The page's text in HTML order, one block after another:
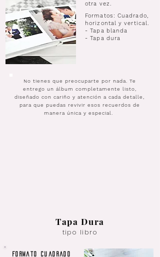
otra vez.
Formatos: Cuadrado,
horizontal y vertical.
- Tapa blanda
- Tapa dura
No tienes que preocuparte por nada. Te
entrego un álbum completamente listo,
diseñado con cariño y atención a cada detalle,
para que puedas revivir esos recuerdos de
manera única y especial.
Tapa Dura
tipo libro
Formato Cuadrado